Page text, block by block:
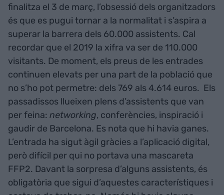
finalitza el 3 de març, l’obsessió dels organitzadors
és que es pugui tornar a la normalitat i s’aspira a
superar la barrera dels 60.000 assistents. Cal
recordar que el 2019 la xifra va ser de 110.000
visitants. De moment, els preus de les entrades
continuen elevats per una part de la població que
no s’ho pot permetre: dels 769 als 4.614 euros. Els
passadissos llueixen plens d’assistents que van
per feina: networking, conferències, inspiració i
gaudir de Barcelona. Es nota que hi havia ganes.
L’entrada ha sigut àgil gràcies a l’aplicació digital,
però difícil per qui no portava una mascareta
FFP2. Davant la sorpresa d’alguns assistents, és
obligatòria que sigui d’aquestes característiques i